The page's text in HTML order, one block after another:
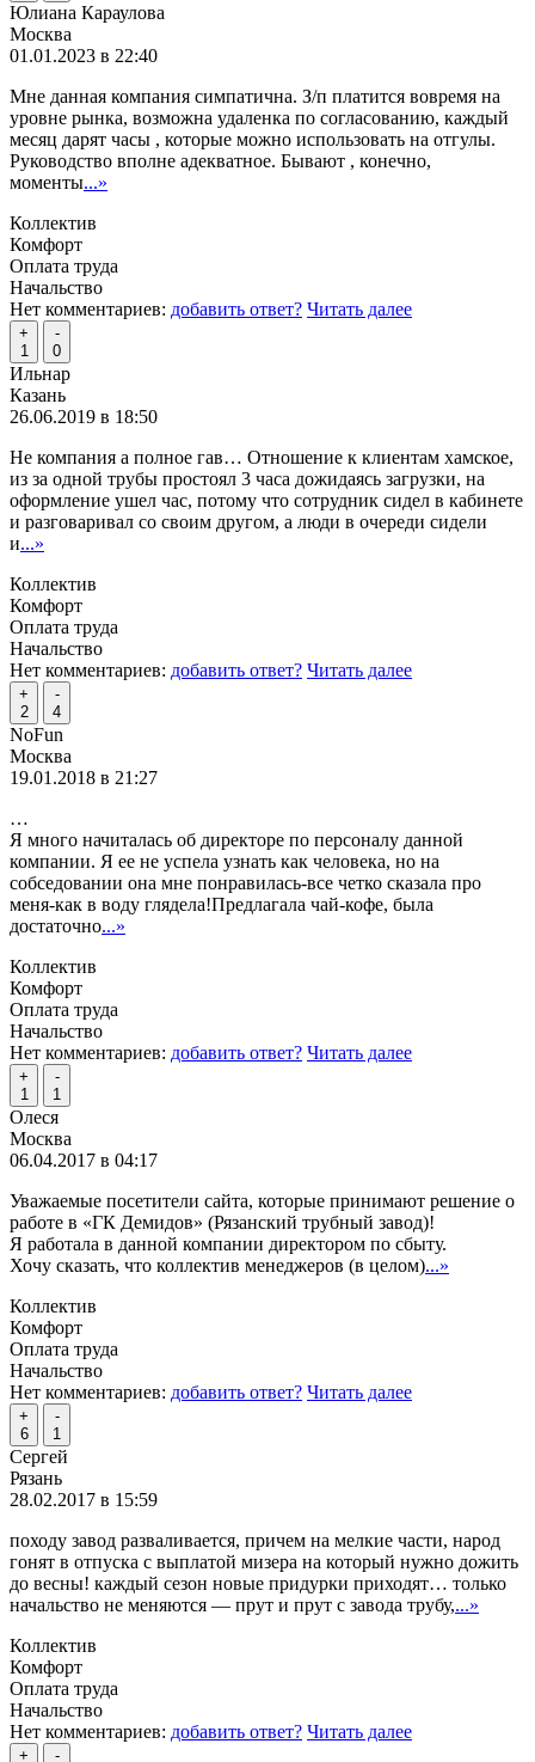
Юлиана Караулова
Москва
01.01.2023 в 22:40
Мне данная компания симпатична. З/п платится вовремя на
уровне рынка, возможна удаленка по согласованию, каждый
месяц дарят часы , которые можно использовать на отгулы.
Руководство вполне адекватное. Бывают , конечно,
моменты...»
Коллектив
Комфорт
Оплата труда
Начальство
Нет комментариев: добавить ответ? Читать далее
+
1
-
0
Ильнар
Казань
26.06.2019 в 18:50
Не компания а полное гав… Отношение к клиентам хамское,
из за одной трубы простоял 3 часа дожидаясь загрузки, на
оформление ушел час, потому что сотрудник сидел в кабинете
и разговаривал со своим другом, а люди в очереди сидели
и...»
Коллектив
Комфорт
Оплата труда
Начальство
Нет комментариев: добавить ответ? Читать далее
+
2
-
4
NoFun
Москва
19.01.2018 в 21:27
…
Я много начиталась об директоре по персоналу данной
компании. Я ее не успела узнать как человека, но на
собседовании она мне понравилась-все четко сказала про
меня-как в воду глядела!Предлагала чай-кофе, была
достаточно...»
Коллектив
Комфорт
Оплата труда
Начальство
Нет комментариев: добавить ответ? Читать далее
+
1
-
1
Олеся
Москва
06.04.2017 в 04:17
Уважаемые посетители сайта, которые принимают решение о
работе в «ГК Демидов» (Рязанский трубный завод)!
Я работала в данной компании директором по сбыту.
Хочу сказать, что коллектив менеджеров (в целом)...»
Коллектив
Комфорт
Оплата труда
Начальство
Нет комментариев: добавить ответ? Читать далее
+
6
-
1
Сергей
Рязань
28.02.2017 в 15:59
походу завод разваливается, причем на мелкие части, народ
гонят в отпуска с выплатой мизера на который нужно дожить
до весны! каждый сезон новые придурки приходят… только
начальство не меняются — прут и прут с завода трубу,...»
Коллектив
Комфорт
Оплата труда
Начальство
Нет комментариев: добавить ответ? Читать далее
+
-